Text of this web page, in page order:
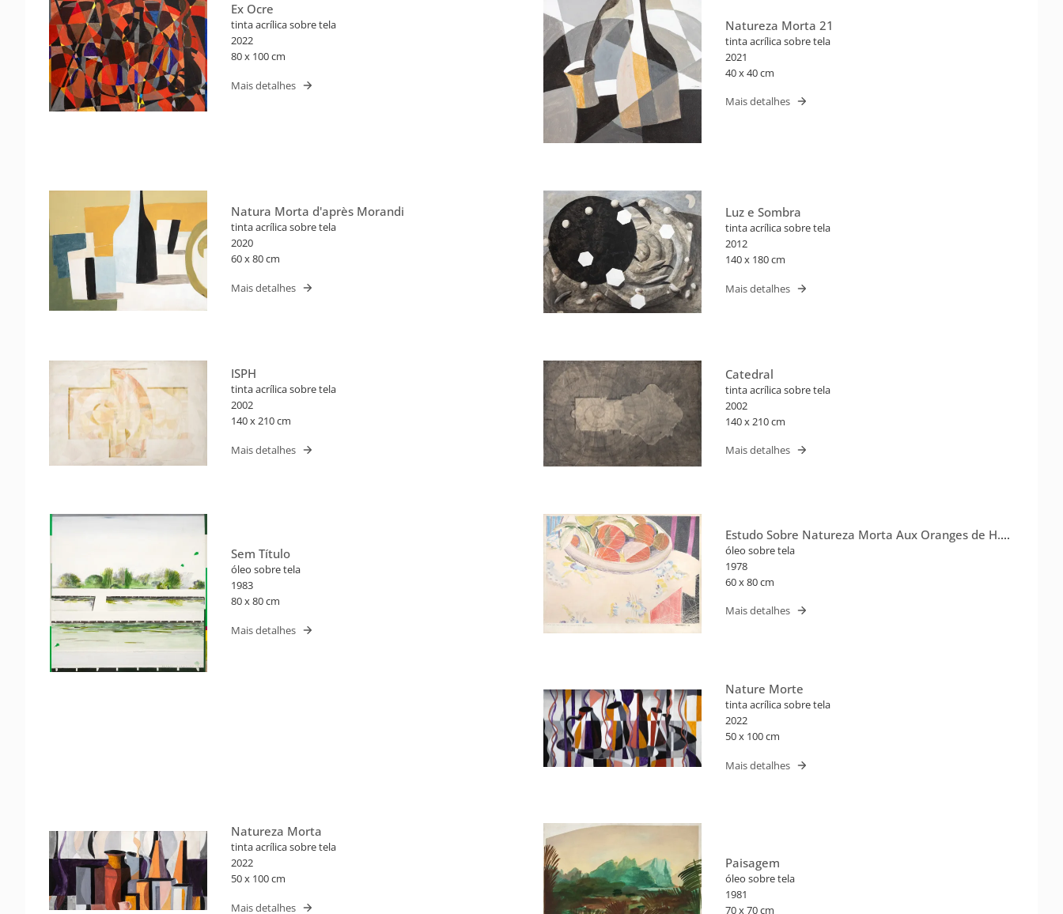
Ex Ocre
tinta acrílica sobre tela
2022
80 x 100 cm
Mais detalhes
Natureza Morta 21
tinta acrílica sobre tela
2021
40 x 40 cm
Mais detalhes
Natura Morta d'après Morandi
tinta acrílica sobre tela
2020
60 x 80 cm
Mais detalhes
Luz e Sombra
tinta acrílica sobre tela
2012
140 x 180 cm
Mais detalhes
ISPH
tinta acrílica sobre tela
2002
140 x 210 cm
Mais detalhes
Catedral
tinta acrílica sobre tela
2002
140 x 210 cm
Mais detalhes
Sem Título
óleo sobre tela
1983
80 x 80 cm
Mais detalhes
Estudo Sobre Natureza Morta Aux Oranges de H.
Matisse
óleo sobre tela
1978
60 x 80 cm
Mais detalhes
Nature Morte
tinta acrílica sobre tela
2022
50 x 100 cm
Mais detalhes
Natureza Morta
tinta acrílica sobre tela
2022
50 x 100 cm
Mais detalhes
Paisagem
óleo sobre tela
1981
70 x 70 cm